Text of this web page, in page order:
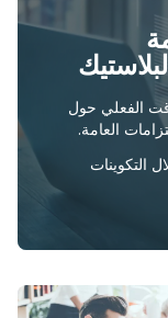
الفعلي حول
التكوينات